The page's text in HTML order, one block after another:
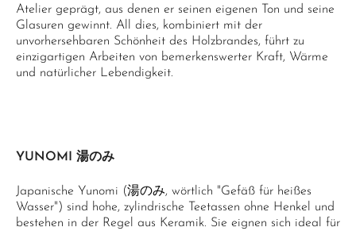
Atelier geprägt, aus denen er seinen eigenen Ton und seine
Glasuren gewinnt. All dies, kombiniert mit der
unvorhersehbaren Schönheit des Holzbrandes, führt zu
einzigartigen Arbeiten von bemerkenswerter Kraft, Wärme
und natürlicher Lebendigkeit.
YUNOMI 湯のみ
Japanische Yunomi (湯のみ, wörtlich "Gefäß für heißes
Wasser") sind hohe, zylindrische Teetassen ohne Henkel und
bestehen in der Regel aus Keramik. Sie eignen sich ideal für